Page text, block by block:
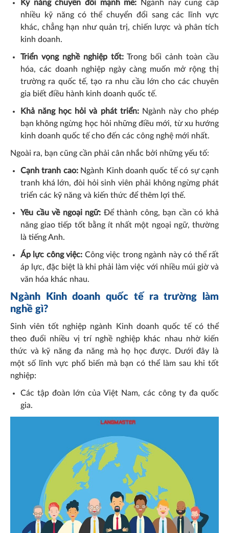
Kỹ năng chuyển đổi mạnh mẽ:
Ngành này cung cấp
nhiều kỹ năng có thể chuyển đổi sang các lĩnh vực
khác, chẳng hạn như quản trị, chiến lược và phân tích
kinh doanh.
Triển vọng nghề nghiệp tốt:Trong bối cảnh toàn cầu
hóa, các doanh nghiệp ngày càng muốn mở rộng thị
trường ra quốc tế, tạo ra nhu cầu lớn cho các chuyên
gia biết điều hành kinh doanh quốc tế.
Khả năng học hỏi và phát triển: Ngành này cho phép
bạn không ngừng học hỏi những điều mới, từ xu hướng
kinh doanh quốc tế cho đến các công nghệ mới nhất.
Ngoài ra, bạn cũng cần phải cân nhắc bởi những yếu tố:
Cạnh tranh cao: Ngành Kinh doanh quốc tế có sự cạnh
tranh khá lớn, đòi hỏi sinh viên phải không ngừng phát
triển các kỹ năng và kiến thức để thêm lợi thế.
Yêu cầu về ngoại ngữ: Để thành công, bạn cần có khả
năng giao tiếp tốt bằng ít nhất một ngoại ngữ, thường
là tiếng Anh.
Áp lực công việc: Công việc trong ngành này có thể rất
áp lực, đặc biệt là khi phải làm việc với nhiều múi giờ và
văn hóa khác nhau.
Ngành Kinh doanh quốc tế ra trường làm
nghề gì?
Sinh viên tốt nghiệp ngành Kinh doanh quốc tế có thể
theo đuổi nhiều vị trí nghề nghiệp khác nhau nhờ kiến
thức và kỹ năng đa năng mà họ học được. Dưới đây là
một số lĩnh vực phổ biến mà bạn có thể làm sau khi tốt
nghiệp:
Các tập đoàn lớn của Việt Nam, các công ty đa quốc
gia.